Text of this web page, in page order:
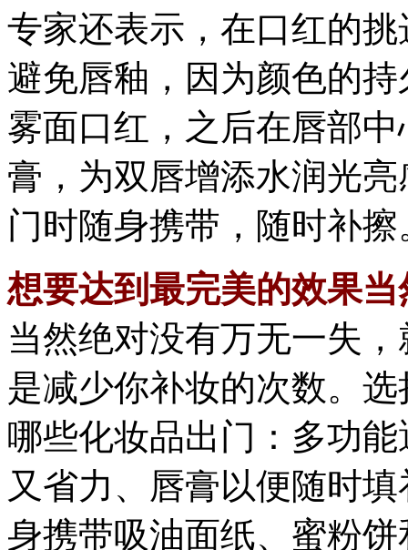
专家还表示，在口红的
避免唇釉，因为颜色的
雾面口红，之后在唇部
膏，为双唇增添水润光
门时随身携带，随时补擦
想要达到最完美的效果
当然绝对没有万无一失
是减少你补妆的次数。
哪些化妆品出门：多功
又省力、唇膏以便随时
身携带吸油面纸、蜜粉